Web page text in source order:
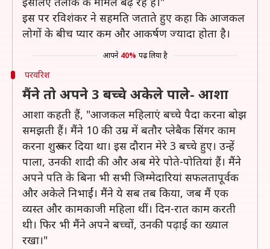
इस पर रविशंकर ने सहमति जताते हुए कहा कि आजकल
लोगों के बीच प्यार कम और आकर्षण ज्यादा होता है।
आपने 40% पढ़ लिया है
परवरिश
मैंने तो अपने 3 बच्चे अकेले पाले- आशा
आशा कहती हैं, "आजकल महिलाएं बच्चे पैदा करना बोझ
समझती हैं। मैंने 10 की उम्र में बतौर प्लेबैक सिंगर काम
करना शुरू कर दिया था। इस दौरान मेरे 3 बच्चे हुए। उन्हें
पाला, उनकी शादी की और अब मेरे पोते-पोतियां हैं। मैंने
अपने पति के बिना भी सभी जिम्मेदारियां सफलतापूर्वक
और अकेले निभाईं। मैंने ये सब तब किया, जब मैं एक
व्यस्त और कामकाजी महिला थीं। दिन-रात काम करती
थी। फिर भी मैंने अपने बच्चों, उनकी पढ़ाई का ख्याल
रखा।"